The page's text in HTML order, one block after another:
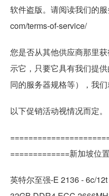
软件盗版。请阅读我们的
com/terms-of-service/
您是否从其他供应商那里
示它，只要它具有我们提
同的服务器规格等），我
以下促销活动视情况而定。
=============新加坡位置
英特尔至强-E 2136 - 6c/12t